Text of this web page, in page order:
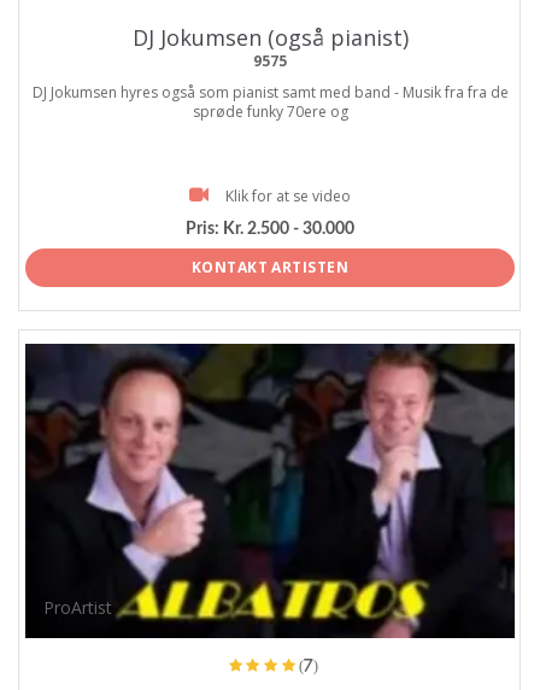
DJ Jokumsen (også pianist)
9575
DJ Jokumsen hyres også som pianist samt med band - Musik fra fra de
sprøde funky 70ere og
Klik for at se video
Pris: Kr. 2.500 - 30.000
KONTAKT ARTISTEN
ProArtist
(7)